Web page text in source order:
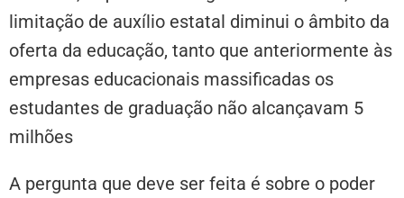
limitação de auxílio estatal diminui o âmbito da
oferta da educação, tanto que anteriormente às
empresas educacionais massificadas os
estudantes de graduação não alcançavam 5
milhões
A pergunta que deve ser feita é sobre o poder